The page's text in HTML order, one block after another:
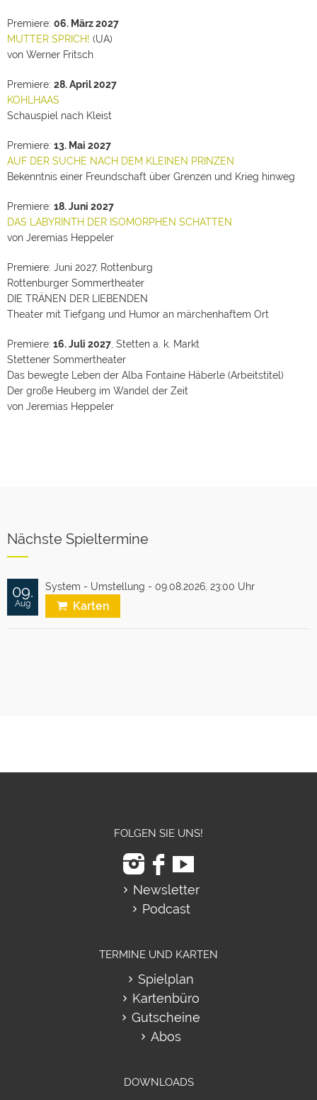
Premiere: 06. März 2027
MUTTER SPRICH! (UA)
von Werner Fritsch
Premiere: 28. April 2027
KOHLHAAS
Schauspiel nach Kleist
Premiere: 13. Mai 2027
AUF DER SUCHE NACH DEM KLEINEN PRINZEN
Bekenntnis einer Freundschaft über Grenzen und Krieg hinweg
Premiere: 18. Juni 2027
DAS LABYRINTH DER ISOMORPHEN SCHATTEN
von Jeremias Heppeler
Premiere: Juni 2027, Rottenburg
Rottenburger Sommertheater
DIE TRÄNEN DER LIEBENDEN
Theater mit Tiefgang und Humor an märchenhaftem Ort
Premiere: 16. Juli 2027 , Stetten a. k. Markt
Stettener Sommertheater
Das bewegte Leben der Alba Fontaine Häberle (Arbeitstitel)
Der große Heuberg im Wandel der Zeit
von Jeremias Heppeler
Nächste Spieltermine
09.
Aug
System - Umstellung - 09.08.2026, 23:00 Uhr
Karten
FOLGEN SIE UNS!
Newsletter
Podcast
TERMINE UND KARTEN
Spielplan
Kartenbüro
Gutscheine
Abos
DOWNLOADS